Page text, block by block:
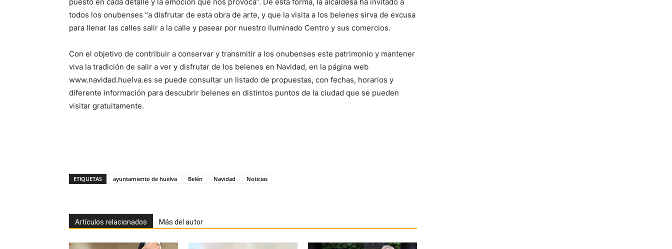
todos los onubenses “a disfrutar de esta obra de arte, y que la visita a los belenes sirva de excusa
para llenar las calles salir a la calle y pasear por nuestro iluminado Centro y sus comercios.
Con el objetivo de contribuir a conservar y transmitir a los onubenses este patrimonio y mantener
viva la tradición de salir a ver y disfrutar de los belenes en Navidad, en la página web
www.navidad.huelva.es se puede consultar un listado de propuestas, con fechas, horarios y
diferente información para descubrir belenes en distintos puntos de la ciudad que se pueden
visitar gratuitamente.
ETIQUETAS ayuntamiento de huelva Belén Navidad Noticias
Artículos relacionados Más del autor